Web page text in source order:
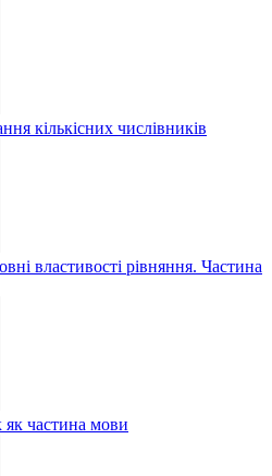
кількісних числівників
властивості рівняння. Частина
як частина мови